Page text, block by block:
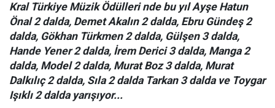
Kral Türkiye Müzik Ödülleri nde bu yıl Ayşe Hatun
Önal 2 dalda, Demet Akalın 2 dalda, Ebru Gündeş 2
dalda, Gökhan Türkmen 2 dalda, Gülşen 3 dalda,
Hande Yener 2 dalda, İrem Derici 3 dalda, Manga 2
dalda, Model 2 dalda, Murat Boz 3 dalda, Murat
Dalkılıç 2 dalda, Sıla 2 dalda Tarkan 3 dalda ve Toygar
Işıklı 2 dalda yarışıyor...